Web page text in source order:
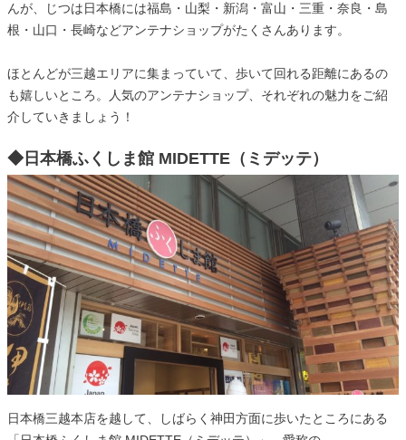
んが、じつは日本橋には福島・山梨・新潟・富山・三重・奈良・島
根・山口・長崎などアンテナショップがたくさんあります。
ほとんどが三越エリアに集まっていて、歩いて回れる距離にあるの
も嬉しいところ。人気のアンテナショップ、それぞれの魅力をご紹
介していきましょう！
◆日本橋ふくしま館 MIDETTE（ミデッテ）
日本橋三越本店を越して、しばらく神田方面に歩いたところにある